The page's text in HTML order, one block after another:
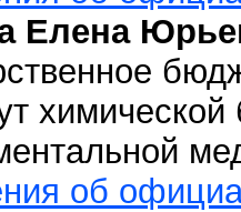
Елена
химической
об